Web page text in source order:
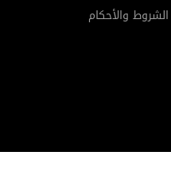
الشروط والأحكام